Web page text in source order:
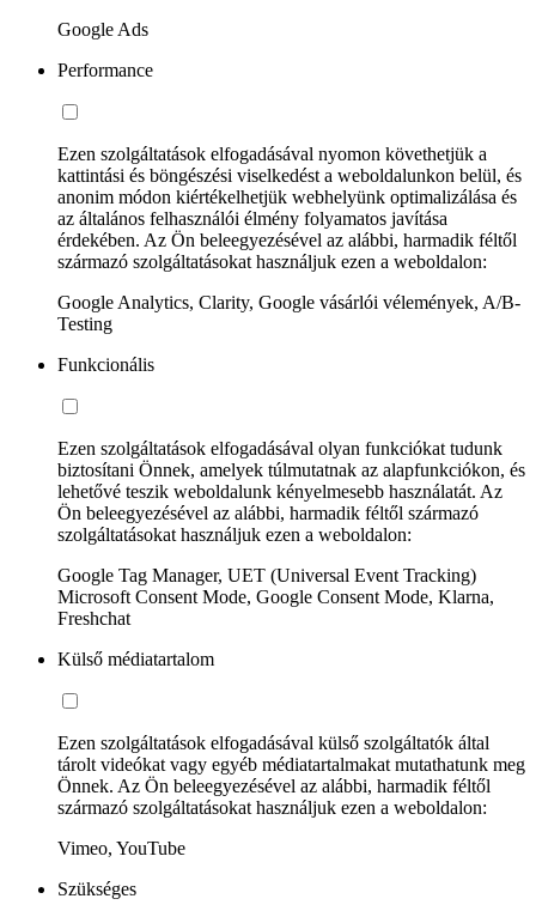
Google Ads
Performance
Ezen szolgáltatások elfogadásával nyomon követhetjük a
kattintási és böngészési viselkedést a weboldalunkon belül, és
anonim módon kiértékelhetjük webhelyünk optimalizálása és
az általános felhasználói élmény folyamatos javítása
érdekében. Az Ön beleegyezésével az alábbi, harmadik féltől
származó szolgáltatásokat használjuk ezen a weboldalon:
Google Analytics, Clarity, Google vásárlói vélemények, A/B-
Testing
Funkcionális
Ezen szolgáltatások elfogadásával olyan funkciókat tudunk
biztosítani Önnek, amelyek túlmutatnak az alapfunkciókon, és
lehetővé teszik weboldalunk kényelmesebb használatát. Az
Ön beleegyezésével az alábbi, harmadik féltől származó
szolgáltatásokat használjuk ezen a weboldalon:
Google Tag Manager, UET (Universal Event Tracking)
Microsoft Consent Mode, Google Consent Mode, Klarna,
Freshchat
Külső médiatartalom
Ezen szolgáltatások elfogadásával külső szolgáltatók által
tárolt videókat vagy egyéb médiatartalmakat mutathatunk meg
Önnek. Az Ön beleegyezésével az alábbi, harmadik féltől
származó szolgáltatásokat használjuk ezen a weboldalon:
Vimeo, YouTube
Szükséges